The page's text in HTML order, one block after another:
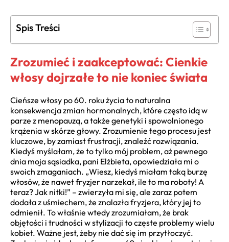
Spis Treści
Zrozumieć i zaakceptować: Cienkie
włosy dojrzałe to nie koniec świata
Cieńsze włosy po 60. roku życia to naturalna
konsekwencja zmian hormonalnych, które często idą w
parze z menopauzą, a także genetyki i spowolnionego
krążenia w skórze głowy. Zrozumienie tego procesu jest
kluczowe, by zamiast frustracji, znaleźć rozwiązania.
Kiedyś myślałam, że to tylko mój problem, aż pewnego
dnia moja sąsiadka, pani Elżbieta, opowiedziała mi o
swoich zmaganiach. „Wiesz, kiedyś miałam taką burzę
włosów, że nawet fryzjer narzekał, ile to ma roboty! A
teraz? Jak nitki!” – zwierzyła mi się, ale zaraz potem
dodała z uśmiechem, że znalazła fryzjera, który jej to
odmienił. To właśnie wtedy zrozumiałam, że brak
objętości i trudności w stylizacji to częste problemy wielu
kobiet. Ważne jest, żeby nie dać się im przytłoczyć.